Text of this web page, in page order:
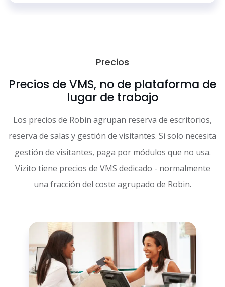
Precios
Precios de VMS, no de plataforma de
lugar de trabajo
Los precios de Robin agrupan reserva de escritorios,
reserva de salas y gestión de visitantes. Si solo necesita
gestión de visitantes, paga por módulos que no usa.
Vizito tiene precios de VMS dedicado - normalmente
una fracción del coste agrupado de Robin.